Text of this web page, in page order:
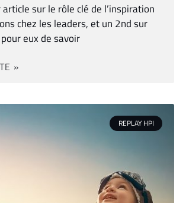
sur le rôle clé de l’inspiration
chez les leaders, et un 2nd sur
eux de savoir
»
REPLAY HPI